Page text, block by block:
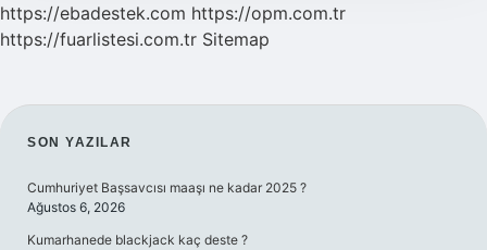
https://ebadestek.com https://opm.com.tr
https://fuarlistesi.com.tr Sitemap
SIDEBAR
SON YAZILAR
Cumhuriyet Başsavcısı maaşı ne kadar 2025 ?
Ağustos 6, 2026
Kumarhanede blackjack kaç deste ?